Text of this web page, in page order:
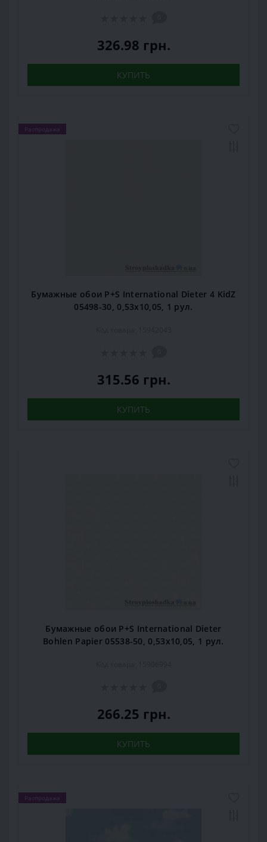
326.98 грн.
КУПИТЬ
Распродажа
Бумажные обои P+S International Dieter 4 KidZ
05498-30, 0,53x10,05, 1 рул.
315.56 грн.
КУПИТЬ
Бумажные обои P+S International Dieter
Bohlen Papier 05538-50, 0,53x10,05, 1 рул.
266.25 грн.
КУПИТЬ
Распродажа